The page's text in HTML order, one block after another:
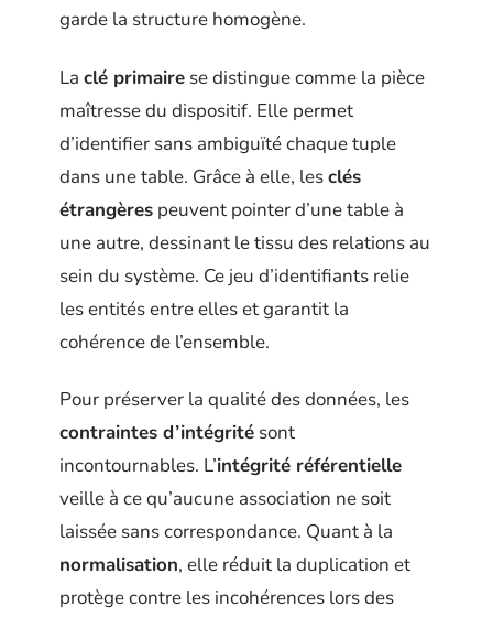
garde la structure homogène.
La clé primaire se distingue comme la pièce
maîtresse du dispositif. Elle permet
d’identifier sans ambiguïté chaque tuple
dans une table. Grâce à elle, lesclés
étrangères peuvent pointer d’une table à
une autre, dessinant le tissu des relations au
sein du système. Ce jeu d’identifiants relie
les entités entre elles et garantit la
cohérence de l’ensemble.
Pour préserver la qualité des données, les
contraintes d’intégrité sont
incontournables. L’intégrité référentielle
veille à ce qu’aucune association ne soit
laissée sans correspondance. Quant à la
normalisation, elle réduit la duplication et
protège contre les incohérences lors des